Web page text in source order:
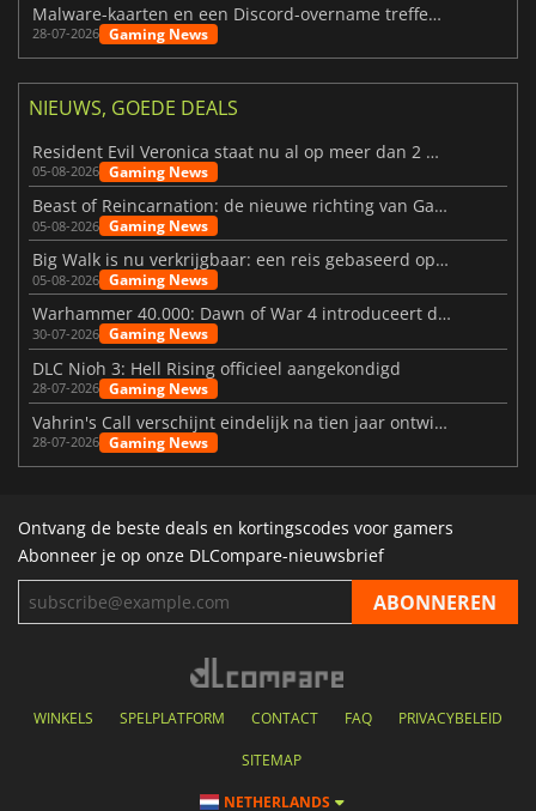
Malware-kaarten en een Discord-overname treffen Meccha Chameleon
28-07-2026 Gaming News
NIEUWS, GOEDE DEALS
Resident Evil Veronica staat nu al op meer dan 2 miljoen verlanglijstjes
05-08-2026 Gaming News
Beast of Reincarnation: de nieuwe richting van Game Freak
05-08-2026 Gaming News
Big Walk is nu verkrijgbaar: een reis gebaseerd op vriendschap
05-08-2026 Gaming News
Warhammer 40.000: Dawn of War 4 introduceert de Necron-factie
30-07-2026 Gaming News
DLC Nioh 3: Hell Rising officieel aangekondigd
28-07-2026 Gaming News
Vahrin's Call verschijnt eindelijk na tien jaar ontwikkeling
28-07-2026 Gaming News
Ontvang de beste deals en kortingscodes voor gamers
Abonneer je op onze DLCompare-nieuwsbrief
WINKELS SPELPLATFORM CONTACT FAQ PRIVACYBELEID
SITEMAP
NETHERLANDS